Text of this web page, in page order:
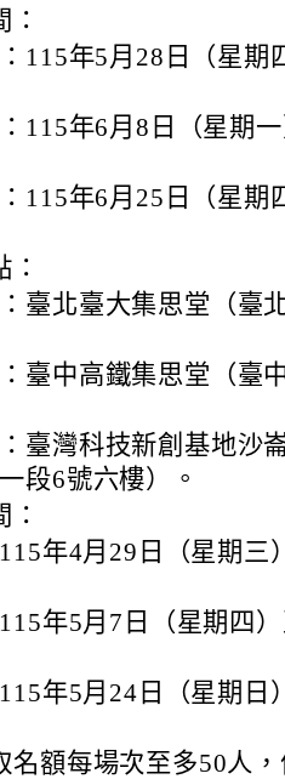
115年5月28日（星期
115年6月8日（星期
115年6月25日（星期
臺北臺大集思堂（臺
臺中高鐵集思堂（臺
臺灣科技新創基地沙
段6號六樓）。
年4月29日（星期三
年5月7日（星期四
年5月24日（星期日
名額每場次至多50人